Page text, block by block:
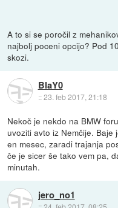
A to si se poročil z
najbolj poceni opcijo? Pod
skozi.
BlaY0
::23. feb 2017, 21:18
Nekoč je nekdo na BMW
uvoziti avto iz Nemčije.
en mesec, zaradi trajanja
če je sicer še tako vem pa,
minutah.
jero_no1